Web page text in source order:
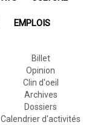
EMPLOIS
Billet
Opinion
Clin d'oeil
Archives
Dossiers
Calendrier d'activités